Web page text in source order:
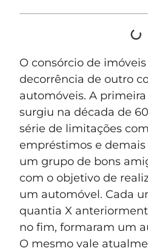
O consórcio de
decorrência de outro
automóveis. A
surgiu na década de
série de limitações
empréstimos e
um grupo de bons
com o objetivo de
um automóvel. Cada
quantia X
no fim, formaram um
O mesmo vale